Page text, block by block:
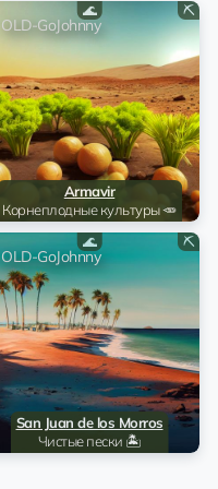
TONPlanetsBot
Armavir
Корнеплодные культуры 🥕
OLD-GoJohnny
⛏️
🌊
San Juan de los Morros
Чистые пески 🏝️
OLD-GoJohnny
⛏️
🌊